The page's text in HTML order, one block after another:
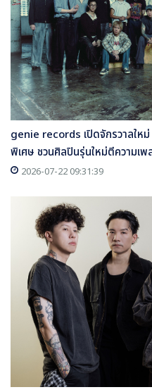
genie records เปิดจักรวาลให
พิเศษ ชวนศิลปินรุ่นใหม่ตีความเพ
2026-07-22 09:31:39